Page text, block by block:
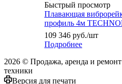
Быстрый просмотр
Плавающая
профиль 4м
109 346 руб./шт
Подробнее
2026 © Продажа, аренда и
техники
Версия для печати